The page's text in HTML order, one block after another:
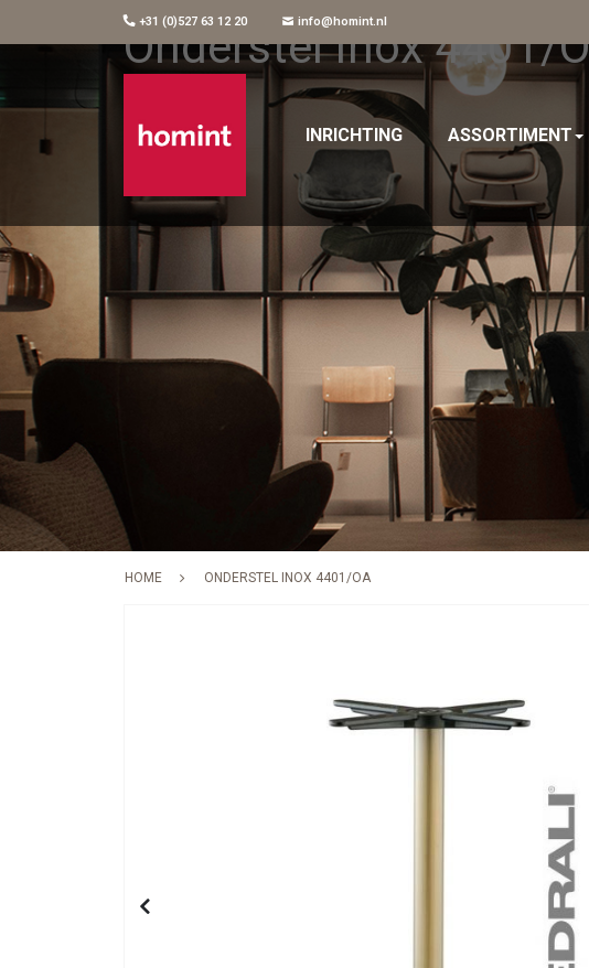
+31 (0)527 63 12 20 info@homint.nl
INRICHTING ASSORTIMENT
Onderstel Inox 4401/
HOME ONDERSTEL INOX 4401/OA